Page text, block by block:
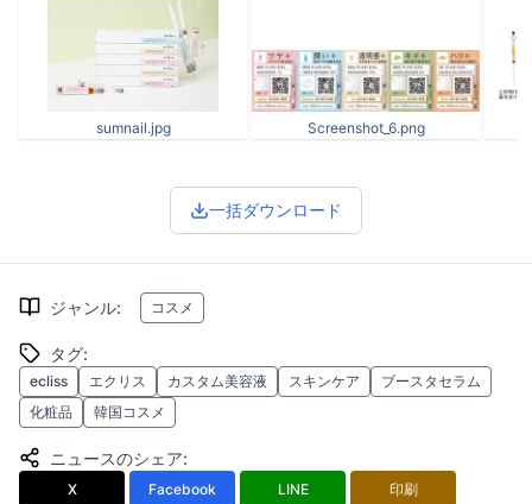
sumnail.jpg Screenshot_6.png
一括ダウンロード
ジャンル: コスメ
タグ:
ecliss エクリス カスタム美容液 スキンケア
ブースタセラム
化粧品
韓国コスメ
ニュースのシェア:
X Facebook LINE 印刷